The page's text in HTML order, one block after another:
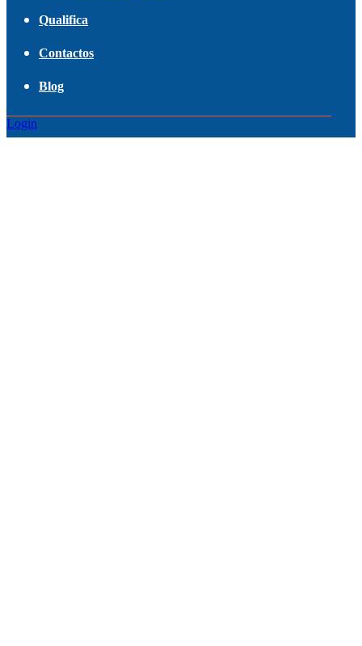
Qualifica
Contactos
Blog
Login